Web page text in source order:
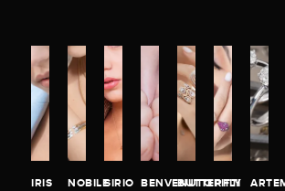
IRIS NOBILESIRIO BENVENUTO
BUTTERFLY
PITTI